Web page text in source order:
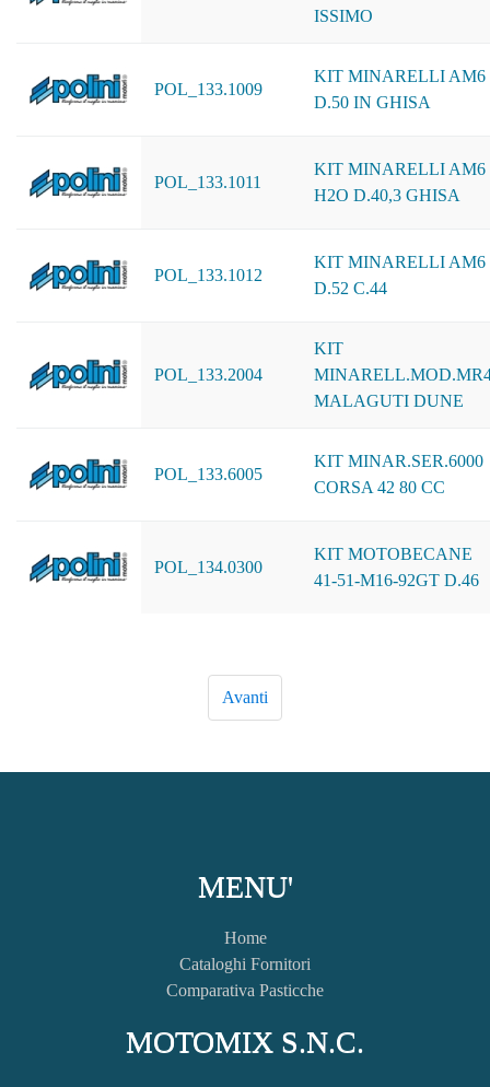
ISSIMO
POL_133.1009
KIT MINARELLI AM6
D.50 IN GHISA
POL_133.1011
KIT MINARELLI AM6
H2O D.40,3 GHISA
POL_133.1012
KIT MINARELLI AM6
D.52 C.44
POL_133.2004
KIT
MALAGUTI DUNE
POL_133.6005
KIT MINAR.SER.6000
CORSA 42 80 CC
POL_134.0300
KIT MOTOBECANE
41-51-M16-92GT D.46
MENU'
Home
Cataloghi Fornitori
Comparativa Pasticche
MOTOMIX S.N.C.